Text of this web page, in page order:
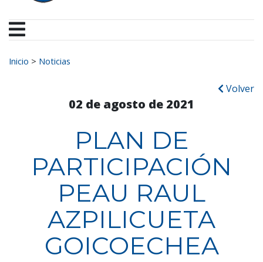
Buscar:
Inicio > Noticias
Volver
02 de agosto de 2021
PLAN DE
PARTICIPACIÓN
PEAU RAUL
AZPILICUETA
GOICOECHEA